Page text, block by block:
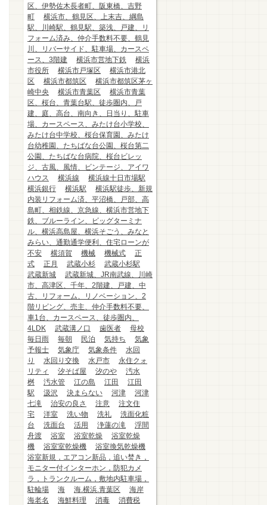
区、伊勢佐木長者町、阪東橋、吉野
町
横浜市、鶴見区、上末吉、綱島
駅、川崎駅、鶴見駅、築浅、戸建、リ
フォーム済み、仲介手数料不要、鶴見
川、リバーサイド、駐車場、カースペ
ース、3階建
横浜市営地下鉄
横浜
市役所
横浜市戸塚区
横浜市港北
区
横浜市都筑区
横浜市都筑区茅ヶ
崎中央
横浜市青葉区
横浜市青葉
区、桜台、青葉台駅、徒歩圏内、戸
建、庭、高台、南向き、日当り、駐車
場、カースペース、みたけ台小学校、
みたけ台中学校、桜台保育園、みたけ
台幼稚園、たちばな台公園、桜台第二
公園、たちばな台病院、桜台ビレッ
ジ、古風、風情、ビンテージ、アイワ
ハウス
横浜線
横浜線十日市場駅
横浜銀行
横浜駅
横浜駅徒歩、新規
内装リフォーム済、平沼橋、戸部、高
島町、相鉄線、京急線、横浜市営地下
鉄、ブルーライン、ビッグターミナ
ル、横浜高島屋、横浜そごう、みなと
みらい、通勤通学便利、住宅ローンが
不安
横須賀 機械 機械式
正
式
正月 武蔵小杉
武蔵小杉駅
武蔵新城
武蔵新城、JR南武線、川崎
市、高津区、千年、2階建、戸建、中
古、リフォーム、リノベーション、2
階リビング、売主、仲介手数料不要、
車1台、カースペース、徒歩圏内、
4LDK
武蔵溝ノ口 歯医者
母校
毎日雨
毎朝 民泊 気持ち
気象
予報士
気象庁 気象条件
水回
り
水回り交換 水戸市
永住クォ
リティ
汐そば屋 汐のや
汚水
桝
汚水管 江の島 江田
江田
駅
汲沢 決まらない 河津
河津
七滝
治安の良さ 注意
注文住
宅
洋室 洗い物 洗礼
洗面化粧
台
洗面台 活用 浄蓮の滝
浮間
舟渡
浴室 浴室乾燥
浴室乾燥
機
浴室室乾燥機
浴室換気乾燥機
浴室新規，エアコン新品，追い焚き，
モニター付インターホン，防犯カメ
ラ，トランクルーム，敷地内駐車場，
駐輪場
海 海.横浜.青葉区
海岸
海老名
海鮮料理 消毒
消費税